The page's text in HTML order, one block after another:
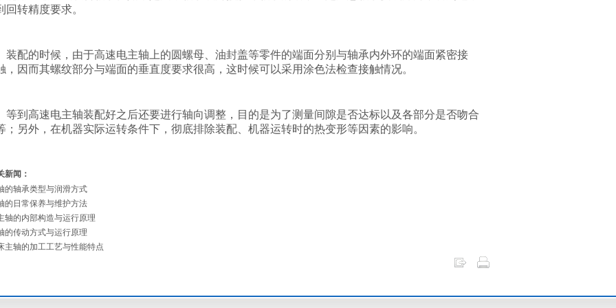
回转精度要求。
装配的时候，由于高速电主轴上的圆螺母、油封盖等零件的端面分别与轴承内外环的端面紧密接
，因而其螺纹部分与端面的垂直度要求很高，这时候可以采用涂色法检查接触情况。
等到高速电主轴装配好之后还要进行轴向调整，目的是为了测量间隙是否达标以及各部分是否吻合
；另外，在机器实际运转条件下，彻底排除装配、机器运转时的热变形等因素的影响。
新闻：
的轴承类型与润滑方式
的日常保养与维护方法
轴的内部构造与运行原理
的传动方式与运行原理
主轴的加工工艺与性能特点